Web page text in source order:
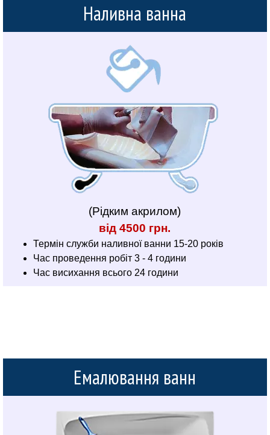
Наливна ванна
(Рідким акрилом)
від 4500 грн.
Термін служби наливної ванни 15-20 років
Час проведення робіт 3 - 4 години
Час висихання всього 24 години
Емалювання ванн